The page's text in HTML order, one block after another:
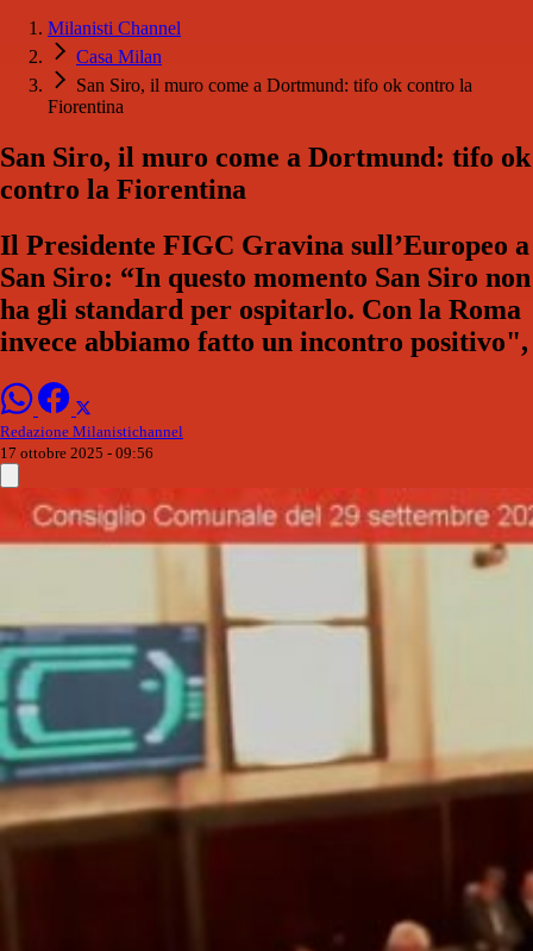
Milanisti Channel
Casa Milan
San Siro, il muro come a Dortmund: tifo ok contro la
Fiorentina
San Siro, il muro come a Dortmund: tifo ok
contro la Fiorentina
Il Presidente FIGC Gravina sull’Europeo a
San Siro: “In questo momento San Siro non
ha gli standard per ospitarlo. Con la Roma
invece abbiamo fatto un incontro positivo",
Redazione Milanistichannel
17 ottobre 2025 - 09:56